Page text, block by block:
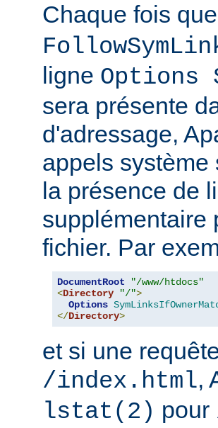
Chaque fois
ligne Options
sera présente
d'adressage,
appels système
la présence de
supplémentaire
fichier. Par
DocumentRoot
"/www/htdocs"
<Directory "/">
Options
</Directory>
et si une
/index.html,
lstat(2) pour